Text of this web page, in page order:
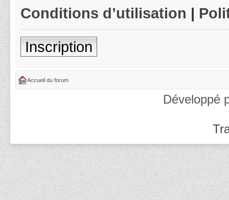
Conditions d’utilisation |
Inscription
Accueil du forum
Développé